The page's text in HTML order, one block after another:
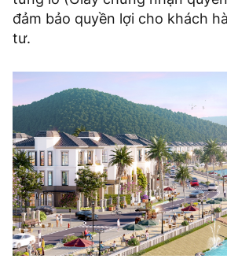
đảm bảo quyền lợi cho khách
tư.